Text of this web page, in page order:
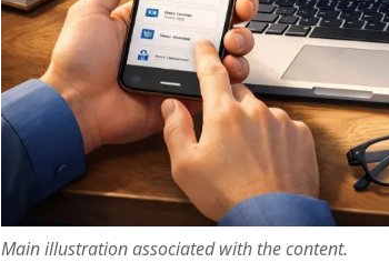
Main illustration associated with the content.